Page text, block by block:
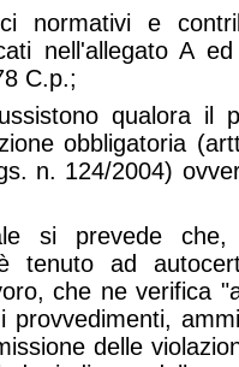
normativi e
nell'allegato A
C.p.;
qualora il
obbligatoria
n. 124/2004)
si prevede
tenuto ad
che ne verifica
provvedimenti,
delle